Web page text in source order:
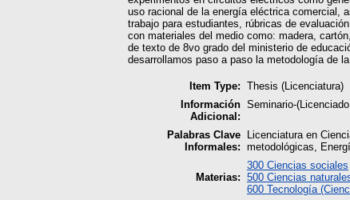
uso racional de la energía eléctrica comercial,
trabajo para estudiantes, rúbricas de
con materiales del medio como: madera,
de texto de 8vo grado del ministerio de
desarrollamos paso a paso la metodología de
Item Type: Thesis (Licenciatura)
Información
Adicional:
Seminario-
Palabras Clave
Informales:
Licenciatura en
metodológicas,
Materias:
300 Ciencias sociales
500 Ciencias
600 Tecnología